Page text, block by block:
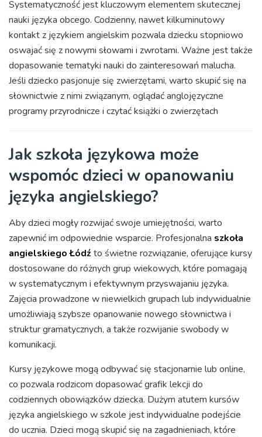
Systematyczność jest kluczowym elementem skutecznej
nauki języka obcego. Codzienny, nawet kilkuminutowy
kontakt z językiem angielskim pozwala dziecku stopniowo
oswajać się z nowymi słowami i zwrotami. Ważne jest także
dopasowanie tematyki nauki do zainteresowań malucha.
Jeśli dziecko pasjonuje się zwierzętami, warto skupić się na
słownictwie z nimi związanym, oglądać anglojęzyczne
programy przyrodnicze i czytać książki o zwierzętach
Jak szkoła językowa może
wspomóc dzieci w opanowaniu
języka angielskiego?
Aby dzieci mogły rozwijać swoje umiejętności, warto
zapewnić im odpowiednie wsparcie. Profesjonalna szkoła
angielskiego Łódźto świetne rozwiązanie, oferujące kursy
dostosowane do różnych grup wiekowych, które pomagają
w systematycznym i efektywnym przyswajaniu języka.
Zajęcia prowadzone w niewielkich grupach lub indywidualnie
umożliwiają szybsze opanowanie nowego słownictwa i
struktur gramatycznych, a także rozwijanie swobody w
komunikacji.
Kursy językowe mogą odbywać się stacjonarnie lub online,
co pozwala rodzicom dopasować grafik lekcji do
codziennych obowiązków dziecka. Dużym atutem kursów
języka angielskiego w szkole jest indywidualne podejście
do ucznia. Dzieci mogą skupić się na zagadnieniach, które